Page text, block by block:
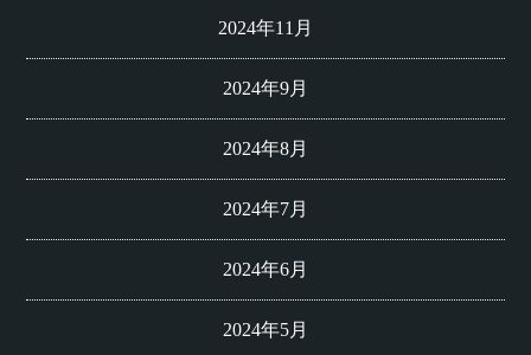
2024年11月
2024年9月
2024年8月
2024年7月
2024年6月
2024年5月